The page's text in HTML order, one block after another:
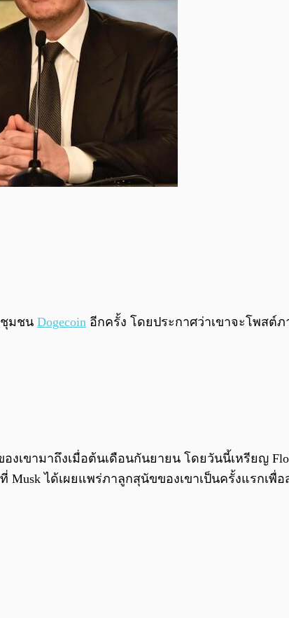
ชุมชน Dogecoin อีกครั้ง โดยประกาศว่าเขาจะโพสต์
งเขามาถึงเมื่อต้นเดือนกันยายน โดยวันนี้เหรียญ
Musk ได้เผยแพร่ภาลูกสุนัขของเขาเป็นครั้งแรกเ